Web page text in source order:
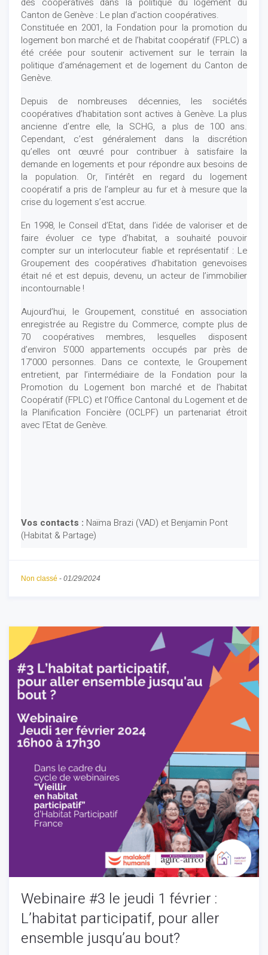
Canton de Genève : Le plan d’action coopératives.
Constituée en 2001, la Fondation pour la promotion du
logement bon marché et de l’habitat coopératif (FPLC) a
été créée pour soutenir activement sur le terrain la
politique d’aménagement et de logement du Canton de
Genève.
Depuis de nombreuses décennies, les sociétés
coopératives d’habitation sont actives à Genève. La plus
ancienne d’entre elle, la SCHG, a plus de 100 ans.
Cependant, c’est généralement dans la discrétion
qu’elles ont œuvré pour contribuer à satisfaire la
demande en logements et pour répondre aux besoins de
la population. Or, l’intérêt en regard du logement
coopératif a pris de l’ampleur au fur et à mesure que la
crise du logement s’est accrue.
En 1998, le Conseil d’Etat, dans l’idée de valoriser et de
faire évoluer ce type d’habitat, a souhaité pouvoir
compter sur un interlocuteur fiable et représentatif : Le
Groupement des coopératives d’habitation genevoises
était né et est depuis, devenu, un acteur de l’immobilier
incontournable !
Aujourd’hui, le Groupement, constitué en association
enregistrée au Registre du Commerce, compte plus de
70 coopératives membres, lesquelles disposent
d’environ 5’000 appartements occupés par près de
17’000 personnes. Dans ce contexte, le Groupement
entretient, par l’intermédiaire de la Fondation pour la
Promotion du Logement bon marché et de l’habitat
Coopératif (FPLC) et l’Office Cantonal du Logement et de
la Planification Foncière (OCLPF) un partenariat étroit
avec l’Etat de Genève.
Vos contacts : Naïma Brazi (VAD) et Benjamin Pont
(Habitat & Partage)
Non classé - 01/29/2024
Webinaire #3 le jeudi 1 février :
L’habitat participatif, pour aller
ensemble jusqu’au bout?